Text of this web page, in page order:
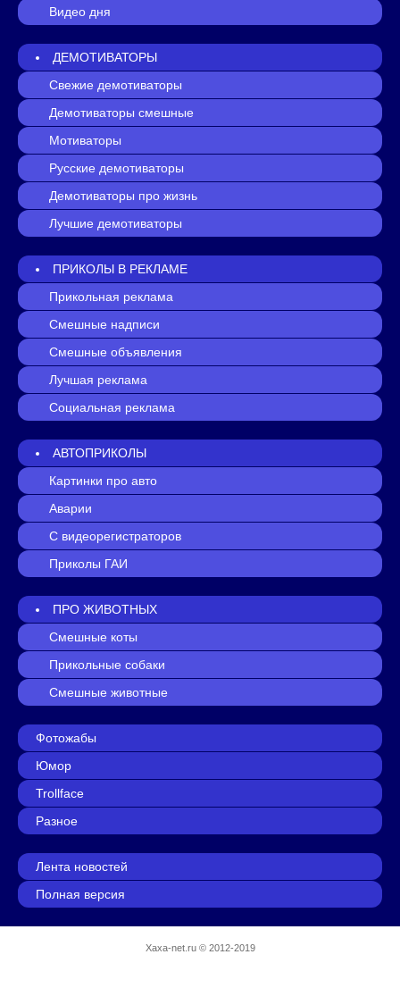
Видео дня
ДЕМОТИВАТОРЫ
Свежие демотиваторы
Демотиваторы смешные
Мотиваторы
Русские демотиваторы
Демотиваторы про жизнь
Лучшие демотиваторы
ПРИКОЛЫ В РЕКЛАМЕ
Прикольная реклама
Смешные надписи
Смешные объявления
Лучшая реклама
Социальная реклама
АВТОПРИКОЛЫ
Картинки про авто
Аварии
С видеорегистраторов
Приколы ГАИ
ПРО ЖИВОТНЫХ
Смешные коты
Прикольные собаки
Смешные животные
Фотожабы
Юмор
Trollface
Разное
Лента новостей
Полная версия
Xaxa-net.ru© 2012-2019